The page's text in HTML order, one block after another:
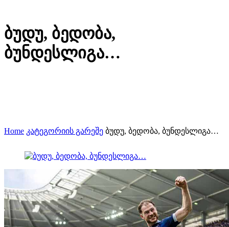
ბუდუ, ბედობა,
ბუნდესლიგა…
Home კატეგორიის გარეშე ბუდუ, ბედობა, ბუნდესლიგა…